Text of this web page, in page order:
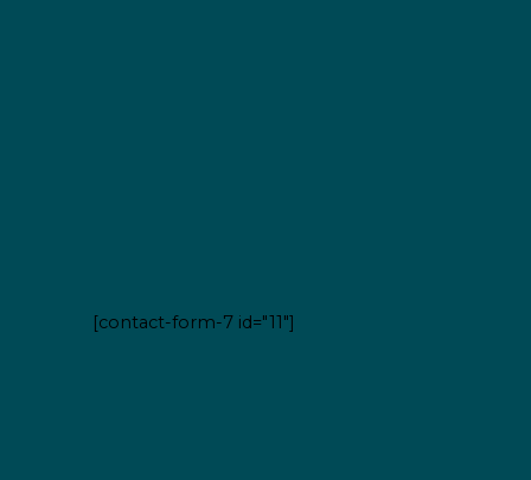
[contact-form-7 id="11"]